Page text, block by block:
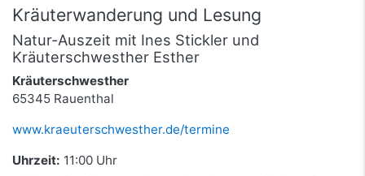
Kräuterwanderung und Lesung
Natur-Auszeit mit Ines Stickler und
Kräuterschwesther Esther
Kräuterschwesther
65345 Rauenthal
www.kraeuterschwesther.de/termine
Uhrzeit: 11:00 Uhr